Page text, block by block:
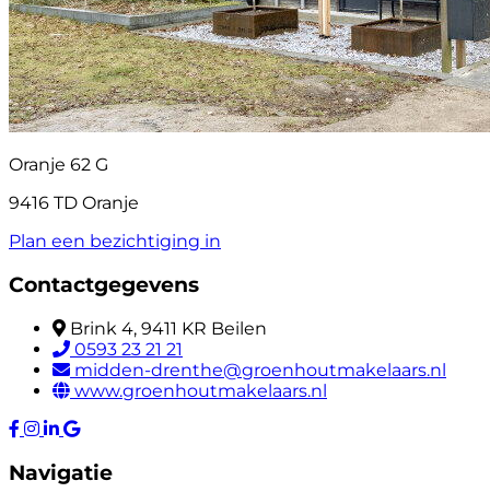
Oranje 62 G
9416 TD Oranje
Plan een bezichtiging in
Contactgegevens
Brink 4, 9411 KR Beilen
0593 23 21 21
midden-drenthe@groenhoutmakelaars.nl
www.groenhoutmakelaars.nl
Navigatie